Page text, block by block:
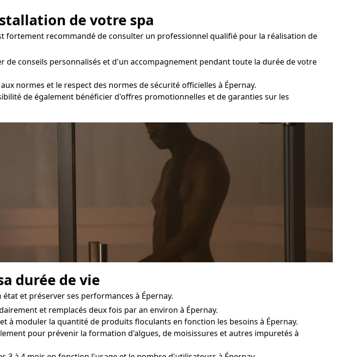
de votre spa
fortement recommandé de consulter un professionnel qualifié pour la réalisation de
conseils personnalisés et d'un accompagnement pendant toute la durée de votre
normes et le respect des normes de sécurité officielles à Épernay.
de également bénéficier d'offres promotionnelles et de garanties sur les
durée de vie
et préserver ses performances à Épernay.
et remplacés deux fois par an environ à Épernay.
à moduler la quantité de produits floculants en fonction les besoins à Épernay.
pour prévenir la formation d'algues, de moisissures et autres impuretés à